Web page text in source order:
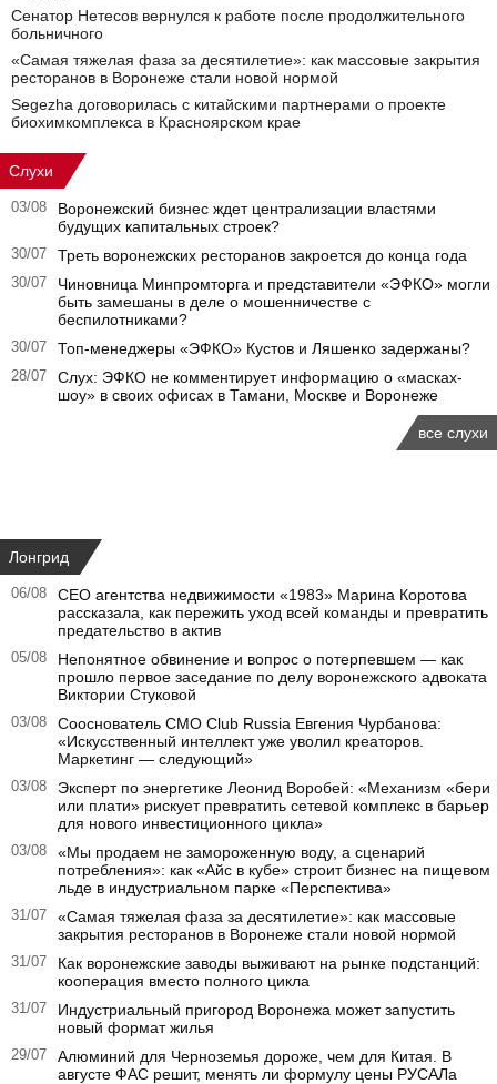
Сенатор Нетесов вернулся к работе после продолжительного
больничного
«Самая тяжелая фаза за десятилетие»: как массовые закрытия
ресторанов в Воронеже стали новой нормой
Segezha договорилась с китайскими партнерами о проекте
биохимкомплекса в Красноярском крае
Слухи
03/08
Воронежский бизнес ждет централизации властями
будущих капитальных строек?
30/07 Треть воронежских ресторанов закроется до конца года
30/07
Чиновница Минпромторга и представители «ЭФКО» могли
быть замешаны в деле о мошенничестве с
беспилотниками?
30/07 Топ-менеджеры «ЭФКО» Кустов и Ляшенко задержаны?
28/07
Слух: ЭФКО не комментирует информацию о «масках-
шоу» в своих офисах в Тамани, Москве и Воронеже
все слухи
Лонгрид
06/08
CEO агентства недвижимости «1983» Марина Коротова
рассказала, как пережить уход всей команды и превратить
предательство в актив
05/08
Непонятное обвинение и вопрос о потерпевшем — как
прошло первое заседание по делу воронежского адвоката
Виктории Стуковой
03/08
Сооснователь CMO Club Russia Евгения Чурбанова:
«Искусственный интеллект уже уволил креаторов.
Маркетинг — следующий»
03/08
Эксперт по энергетике Леонид Воробей: «Механизм «бери
или плати» рискует превратить сетевой комплекс в барьер
для нового инвестиционного цикла»
03/08
«Мы продаем не замороженную воду, а сценарий
потребления»: как «Айс в кубе» строит бизнес на пищевом
льде в индустриальном парке «Перспектива»
31/07
«Самая тяжелая фаза за десятилетие»: как массовые
закрытия ресторанов в Воронеже стали новой нормой
31/07
Как воронежские заводы выживают на рынке подстанций:
кооперация вместо полного цикла
31/07
Индустриальный пригород Воронежа может запустить
новый формат жилья
29/07
Алюминий для Черноземья дороже, чем для Китая. В
августе ФАС решит, менять ли формулу цены РУСАЛа